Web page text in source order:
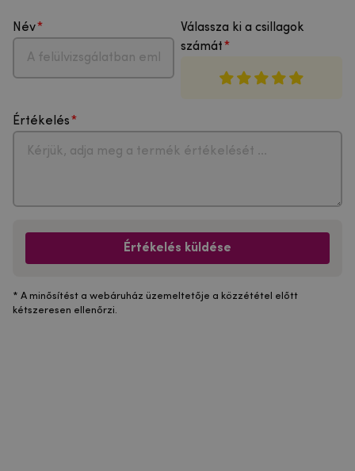
Név
Válassza ki a csillagok
számát
Értékelés
Értékelés küldése
* A minősítést a webáruház üzemeltetője a közzététel előtt
kétszeresen ellenőrzi.